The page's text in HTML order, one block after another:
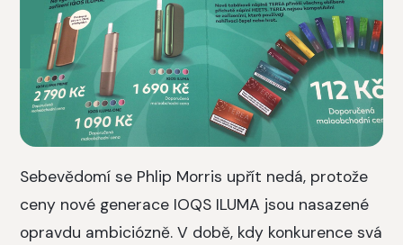
Sebevědomí se Phlip Morris upřít nedá, protože
ceny nové generace IOQS ILUMA jsou nasazené
opravdu ambiciózně. V době, kdy konkurence svá